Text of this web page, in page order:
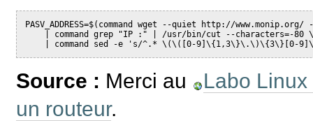
PASV_ADDRESS=$(command wget --quiet http://
| command grep "IP :" | /usr/bin/cut --characters=-80
| command sed -e 's/^.* \(\([0-9]\{1,3\}\.\)\{3\}[0-
Source : Merci au
Labo
un routeur.